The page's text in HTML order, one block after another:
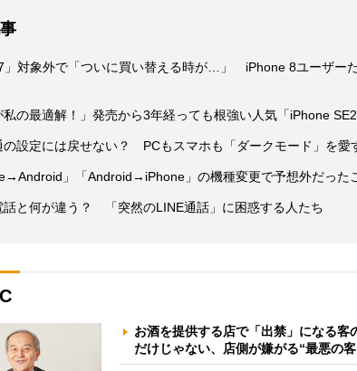
」対象外で「ついに買い替える時が…」 iPhone 8ユーザー
私の最適解！」発売から3年経っても根強い人気「iPhone
の設定には戻せない？ PCもスマホも「ダークモード」を愛
」「Android→iPhone」の機種変更で予想外だった
話と何が違う？ 「突然のLINE通話」に困惑する人たち
お酒を提供する店で「出禁」になる
だけじゃない、店側が嫌がる“最悪の